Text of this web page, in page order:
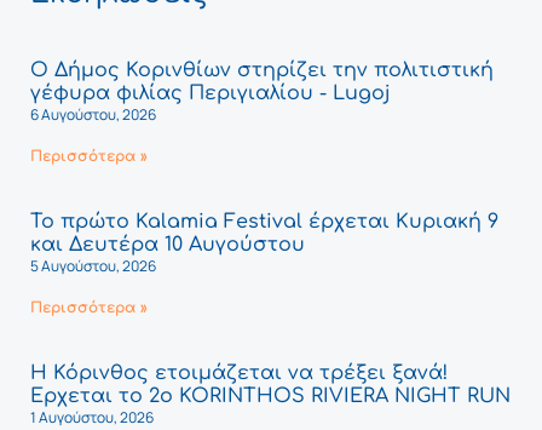
Ο Δήμος Κορινθίων στηρίζει την πολιτιστική
γέφυρα φιλίας Περιγιαλίου - Lugoj
6 Αυγούστου, 2026
Περισσότερα »
Το πρώτο Kalamia Festival έρχεται Κυριακή 9
και Δευτέρα 10 Αυγούστου
5 Αυγούστου, 2026
Περισσότερα »
Η Κόρινθος ετοιμάζεται να τρέξει ξανά!
Έρχεται το 2ο KORINTHOS RIVIERA NIGHT RUN
1 Αυγούστου, 2026